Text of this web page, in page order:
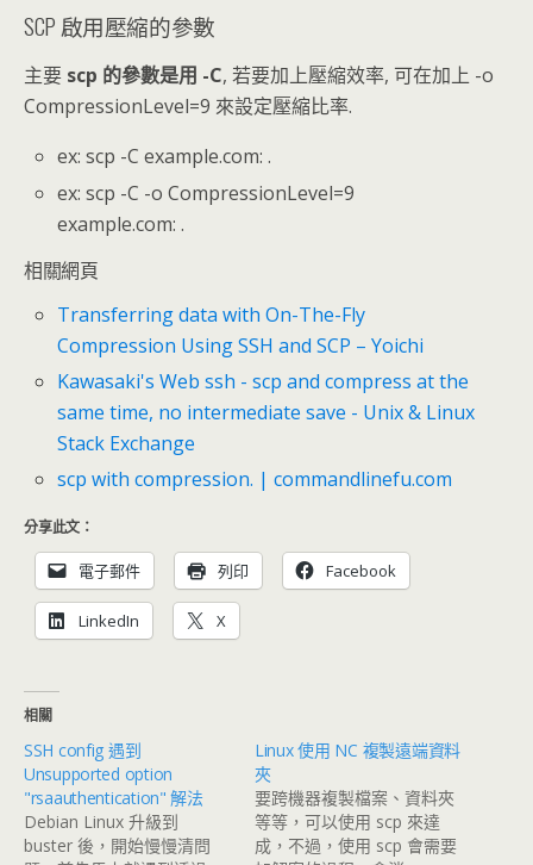
SCP 啟用壓縮的參數
主要 scp 的參數是用 -C, 若要加上壓縮效率, 可在加上 -o
CompressionLevel=9 來設定壓縮比率.
ex: scp -C example.com: .
ex: scp -C -o CompressionLevel=9
example.com: .
相關網頁
Transferring data with On-The-Fly
Compression Using SSH and SCP – Yoichi
Kawasaki's Web ssh - scp and compress at the
same time, no intermediate save - Unix & Linux
Stack Exchange
scp with compression. | commandlinefu.com
分享此文：
電子郵件 列印 Facebook
LinkedIn X
相關
SSH config 遇到
Unsupported option
"rsaauthentication" 解法
Debian Linux 升級到
buster 後，開始慢慢清問
Linux 使用 NC 複製遠端資料
夾
要跨機器複製檔案、資料夾
等等，可以使用 scp 來達
成，不過，使用 scp 會需要